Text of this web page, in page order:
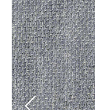
商品を探す トップ
壁紙
カーテン
床材
ブランド・コレクション
Lilycolor Coordinate 着
カタログ一覧
カタログ一覧 トップ
壁紙
カーテン
床材
施工事例
施工事例 トップ
医療・福祉施設
リリカラノート